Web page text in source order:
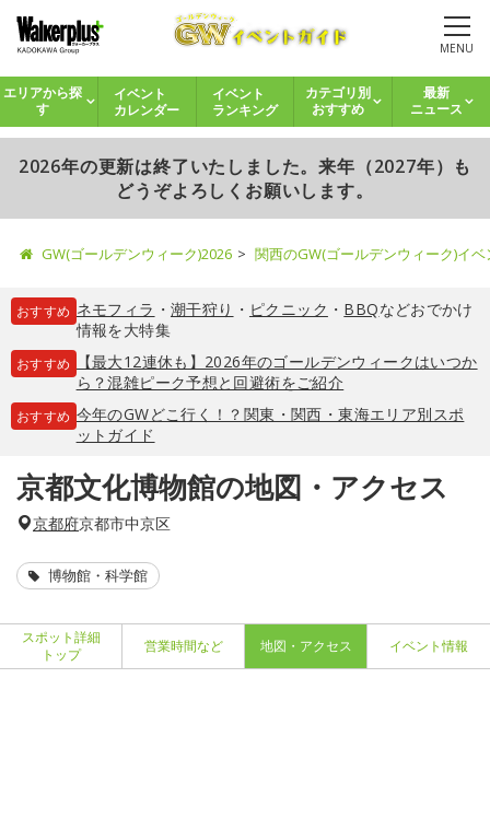
MENU
エリアから探
す
イベント
カレンダー
イベント
ランキング
カテゴリ別
おすすめ
最新
ニュース
2026年の更新は終了いたしました。来年（2027年）も
どうぞよろしくお願いします。
GW(ゴールデンウィーク)2026 関西のGW(ゴールデンウィーク)イ
おすすめ ネモフィラ ・ 潮干狩り ・ ピクニック ・ BBQなどおでかけ
情報を大特集
おすすめ
【最大12連休も】2026年のゴールデンウィークはいつか
ら？混雑ピーク予想と回避術をご紹介
おすすめ 今年のGWどこ行く！？関東・関西・東海エリア別スポ
ットガイド
京都文化博物館の地図・アクセス
京都府京都市中京区
博物館・科学館
スポット詳細
トップ
営業時間など 地図・アクセス イベント情報